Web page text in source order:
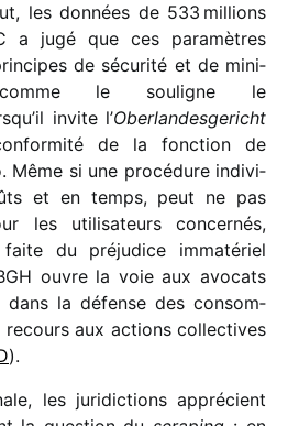
les données de 533 millions
a jugé que ces para­mètres
de sécu­rité et de mini­
le souligne le
invite l’Oberlandesgericht
de la fonc­tion de
Même si une procé­dure indi­vi­
et en temps, peut ne pas
les utili­sa­teurs concer­nés,
faite du préju­dice imma­té­riel
ouvre la voie aux avocats
dans la défense des consom­
aux actions collec­tives
).
les juri­dic­tions appré­cient